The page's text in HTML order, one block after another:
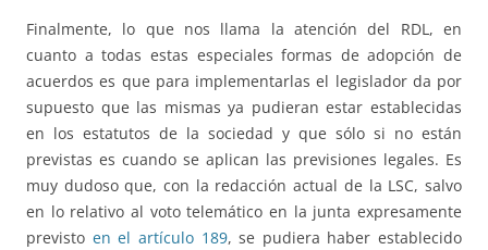
Finalmente, lo que nos llama la atención del RDL, en
cuanto a todas estas especiales formas de adopción de
acuerdos es que para implementarlas el legislador da por
supuesto que las mismas ya pudieran estar establecidas
en los estatutos de la sociedad y que sólo si no están
previstas es cuando se aplican las previsiones legales. Es
muy dudoso que, con la redacción actual de la LSC, salvo
en lo relativo al voto telemático en la junta expresamente
previsto en el artículo 189, se pudiera haber establecido